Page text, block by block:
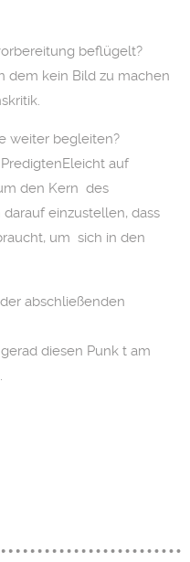
beflügelt?
dem kein Bild zu machen
weiter begleiten?
auf
den Kern des
einzustellen, dass
um sich in den
abschließenden
diesen Punk t am